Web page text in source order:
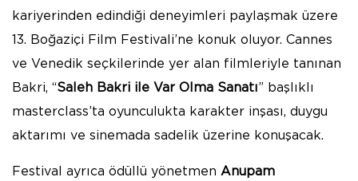
kariyerinden edindiği deneyimleri paylaşmak üzere
13. Boğaziçi Film Festivali’ne konuk oluyor. Cannes
ve Venedik seçkilerinde yer alan filmleriyle tanınan
Bakri, “Saleh Bakri ile Var Olma Sanatı” başlıklı
masterclass’ta oyunculukta karakter inşası, duygu
aktarımı ve sinemada sadelik üzerine konuşacak.
Festival ayrıca ödüllü yönetmen Anupam